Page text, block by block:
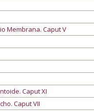
Membrana. Caput V
Caput XI
Caput VII